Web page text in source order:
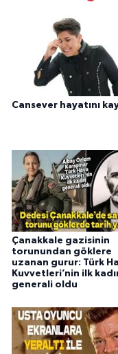
Cansever hayatını
Çanakkale gazisinin
torunundan göklere
uzanan gurur: Türk
Kuvvetleri’nin ilk
generali oldu